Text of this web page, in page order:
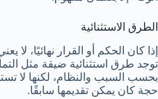
الطرق الاستثنائية
إذا كان الحكم أو القرار نهائيًا،
توجد طرق استثنائية ضيقة مثل
بحسب السبب والنظام، لكنها لا
حجة كان يمكن تقديمها سابقًا.